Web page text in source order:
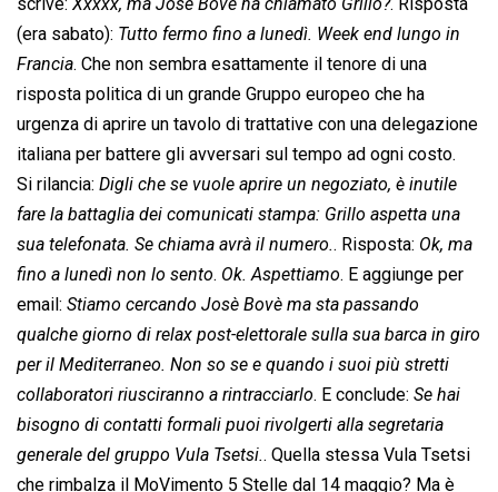
scrive:  Xxxxx, ma José Bove ha chiamato Grillo?. Risposta
(era sabato):  Tutto fermo fino a lunedì. Week end lungo in
Francia. Che non sembra esattamente il tenore di una
risposta politica di un grande Gruppo europeo che ha
urgenza di aprire un tavolo di trattative con una delegazione
italiana per battere gli avversari sul tempo ad ogni costo.
Si rilancia:  Digli che se vuole aprire un negoziato, è inutile
fare la battaglia dei comunicati stampa: Grillo aspetta una
sua telefonata. Se chiama avrà il numero.. Risposta:  Ok, ma
fino a lunedì non lo sento.  Ok. Aspettiamo. E aggiunge per
email:  Stiamo cercando Josè Bovè ma sta passando
qualche giorno di relax post-elettorale sulla sua barca in giro
per il Mediterraneo. Non so se e quando i suoi più stretti
collaboratori riusciranno a rintracciarlo. E conclude:  Se hai
bisogno di contatti formali puoi rivolgerti alla segretaria
generale del gruppo Vula Tsetsi.. Quella stessa Vula Tsetsi
che rimbalza il MoVimento 5 Stelle dal 14 maggio? Ma è